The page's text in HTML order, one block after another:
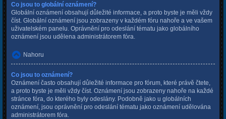
Co jsou to globální oznámení?
Globální oznámení obsahují důležité informace, a proto byste je měli vždy
číst. Globální oznámení jsou zobrazeny v každém fóru nahoře a ve vašem
uživatelském panelu. Oprávnění pro odeslání tématu jako globálního
oznámení jsou udělena administrátorem fóra.
Nahoru
Co jsou to oznámení?
Oznámení často obsahují důležité informace pro fórum, které právě čtete,
a proto byste je měli vždy číst. Oznámení jsou zobrazeny nahoře na každé
stránce fóra, do kterého byly odeslány. Podobně jako u globálních
oznámení, jsou oprávnění pro odeslání tématu jako oznámení udělována
administrátorem fóra.